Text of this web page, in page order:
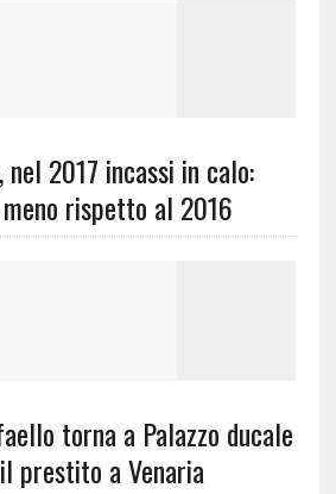
nel 2017 incassi in calo:
rispetto al 2016
torna a Palazzo ducale
prestito a Venaria